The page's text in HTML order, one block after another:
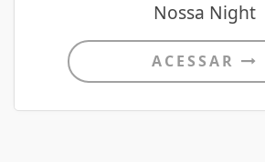
Nossa Night
ACESSAR